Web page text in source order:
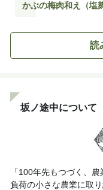
かぶの梅肉和え（塩
読
坂ノ途中について
「100年先もつづく、
負荷の小さな農業に取